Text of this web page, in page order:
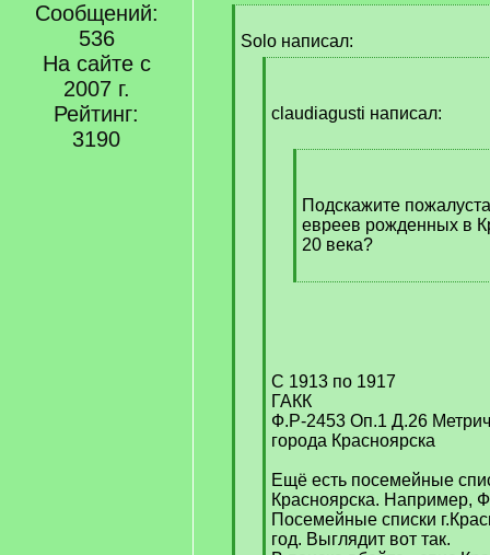
Сообщений:
536
На сайте с
2007 г.
Рейтинг:
3190
q
Solo написал:
]claudiagusti написал:
]Подскажите
евреев рожденных в
20 века?
[
С 1913 по 1917
ГАКК
Ф.Р-2453 Оп.1 Д.26
города Красноярска
Ещё есть посемейные
Красноярска. Например,
Посемейные списки
год. Выглядит вот так.